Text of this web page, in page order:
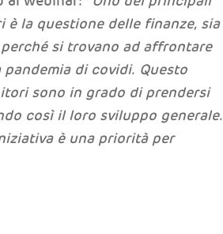
la questione delle finanze, sia
si trovano ad affrontare
di covidi. Questo
sono in grado di prendersi
così il loro sviluppo generale.
è una priorità per